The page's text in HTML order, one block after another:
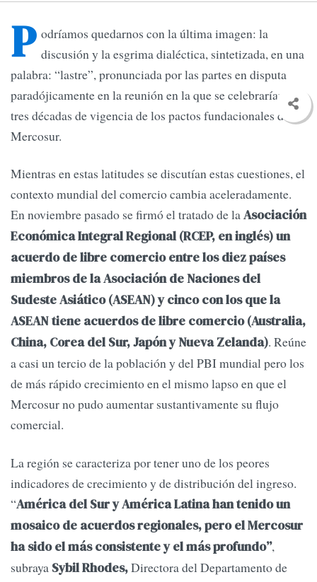
P odríamos quedarnos con la última imagen: la
discusión y la esgrima dialéctica, sintetizada, en una
palabra: “lastre”, pronunciada por las partes en disputa
paradójicamente en la reunión en la que se celebrarían las
tres décadas de vigencia de los pactos fundacionales del
Mercosur.
Mientras en estas latitudes se discutían estas cuestiones, el
contexto mundial del comercio cambia aceleradamente.
En noviembre pasado se firmó el tratado de laAsociación
Económica Integral Regional (RCEP, en inglés) un
acuerdo de libre comercio entre los diez países
miembros de la Asociación de Naciones del
Sudeste Asiático (ASEAN) y cinco con los que la
ASEAN tiene acuerdos de libre comercio (Australia,
China, Corea del Sur, Japón y Nueva Zelanda). Reúne
a casi un tercio de la población y del PBI mundial pero los
de más rápido crecimiento en el mismo lapso en que el
Mercosur no pudo aumentar sustantivamente su flujo
comercial.
La región se caracteriza por tener uno de los peores
indicadores de crecimiento y de distribución del ingreso.
“América del Sur y América Latina han tenido un
mosaico de acuerdos regionales, pero el Mercosur
ha sido el más consistente y el más profundo”,
subraya Sybil Rhodes,Directora del Departamento de